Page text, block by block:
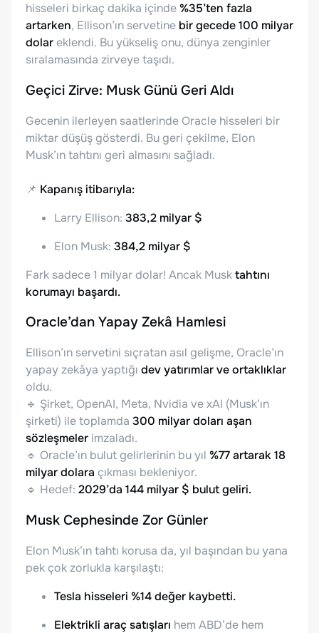
hisseleri birkaç dakika içinde %35’ten fazla
artarken, Ellison’ın servetine bir gecede 100 milyar
dolareklendi. Bu yükseliş onu, dünya zenginler
sıralamasında zirveye taşıdı.
Geçici Zirve: Musk Günü Geri Aldı
Gecenin ilerleyen saatlerinde Oracle hisseleri bir
miktar düşüş gösterdi. Bu geri çekilme, Elon
Musk’ın tahtını geri almasını sağladı.
📌 Kapanış itibarıyla:
Larry Ellison: 383,2 milyar $
Elon Musk: 384,2 milyar $
Fark sadece 1 milyar dolar! Ancak Musktahtını
korumayı başardı.
Oracle’dan Yapay Zekâ Hamlesi
Ellison’ın servetini sıçratan asıl gelişme, Oracle’ın
yapay zekâya yaptığı dev yatırımlar ve ortaklıklar
oldu.
🔹 Şirket, OpenAI, Meta, Nvidia ve xAI (Musk’ın
şirketi) ile toplamda 300 milyar doları aşan
sözleşmeler imzaladı.
🔹 Oracle’ın bulut gelirlerinin bu yıl %77 artarak 18
milyar dolara çıkması bekleniyor.
🔹 Hedef: 2029’da 144 milyar $ bulut geliri.
Musk Cephesinde Zor Günler
Elon Musk’ın tahtı korusa da, yıl başından bu yana
pek çok zorlukla karşılaştı:
Tesla hisseleri %14 değer kaybetti.
Elektrikli araç satışları hem ABD’de hem